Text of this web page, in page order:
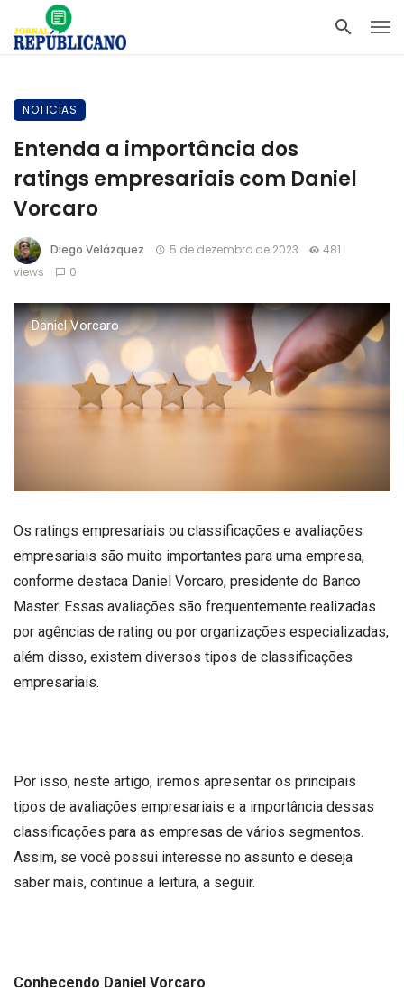
NOTICIAS
Entenda a importância dos
ratings empresariais com Daniel
Vorcaro
Diego Velázquez 5 de dezembro de 2023
481
views
0
Daniel Vorcaro
Os ratings empresariais ou classificações e avaliações
empresariais são muito importantes para uma empresa,
conforme destaca Daniel Vorcaro, presidente do Banco
Master. Essas avaliações são frequentemente realizadas
por agências de rating ou por organizações especializadas,
além disso, existem diversos tipos de classificações
empresariais.
Por isso, neste artigo, iremos apresentar os principais
tipos de avaliações empresariais e a importância dessas
classificações para as empresas de vários segmentos.
Assim, se você possui interesse no assunto e deseja
saber mais, continue a leitura, a seguir.
Conhecendo Daniel Vorcaro